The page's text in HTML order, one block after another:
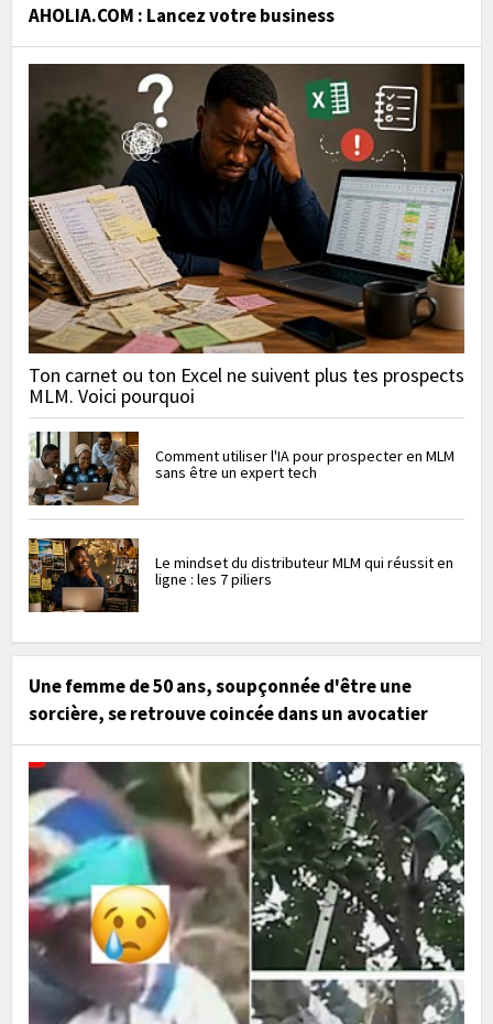
AHOLIA.COM : Lancez votre business
Ton carnet ou ton Excel ne suivent plus tes prospects
MLM. Voici pourquoi
Comment utiliser l'IA pour prospecter en MLM
sans être un expert tech
Le mindset du distributeur MLM qui réussit en
ligne : les 7 piliers
Une femme de 50 ans, soupçonnée d'être une
sorcière, se retrouve coincée dans un avocatier